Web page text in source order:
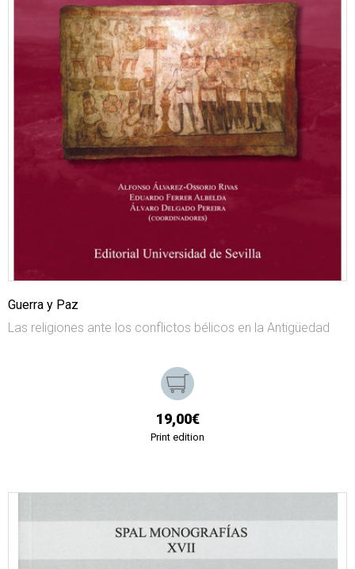
Guerra y Paz
Las religiones ante los conflictos bélicos en la Antigüedad
19,00€
Print edition